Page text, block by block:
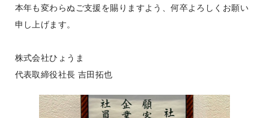
本年も変わらぬご支援を賜りますよう、何卒よろしくお願い
申し上げます。
株式会社ひょうま
代表取締役社長 吉田拓也